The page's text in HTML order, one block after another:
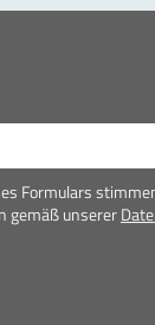
Formulars
gemäß unserer